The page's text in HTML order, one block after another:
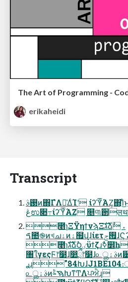
The Art of Programming -
erikaheidi
Transcript
࢓ࣄͷ΍ΓํΛม͑ΔͨΊʹ ίʔϓͬ͞ΆΖ͕΍Ίͨ͜ͱ  ੜ׆
೥ɿΞΫηϯνϡΞגࣜձࣾ ˔
ࠃ಺֎ͷখചۀͷۀ຿վֵɺίετ࡟ݮɺϚʔέςΟϯάࢧԉͳͲ ʹैࣄɻ
೥ɿגࣜձࣾ౦ٸϋϯζɹࣥߦ໾һ ˔
৘ใγεςϜ෦໳ɺ෺ྲྀ෦໳ɺ௨ൢࣄۀͷ੹೚ऀͱͯ͠վֵΛ࣮
ࢪɻ"84ԽɺJ1BE104։ൃɺࣗࣾ։ൃԽɺ෺ྲྀߏ଄վֵɺ
௨ൢࣄۀͷࠇࣈԽͳͲΛਪਐɻ